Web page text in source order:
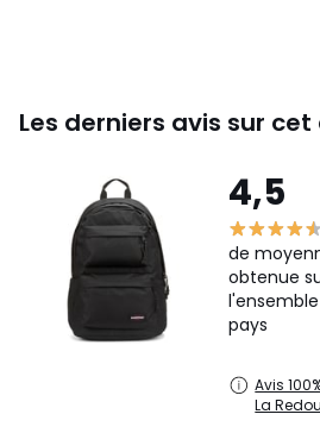
Les derniers avis sur
4,5
de
obtenue
pays
Avis
La